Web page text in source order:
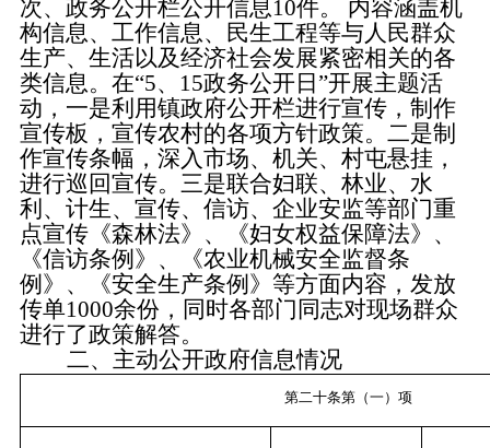
次、政务公开栏公开信息10件。 内容涵盖机
构信息、工作信息、民生工程等与人民群众
生产、生活以及经济社会发展紧密相关的各
类信息。 在“5、15政务公开日 ”开展主题活
动， 一是利用镇政府公开栏进行宣传，制作
宣传板，宣传农村的各项方针政策。二是制
作宣传条幅 ， 深入市场、机关、村屯悬挂，
进行巡回宣传。三是联合妇联、 林业、水
利、计生、 宣传、信访、企业安监等部门重
点宣传《森林法》、《妇女权益保障法》、
《信访条例》、《农业机械安全监督条
例》、《安全生产条例》等方面内容， 发放
传单1000余份，同时各部门 同志对现场群众
进行了政策解答。
二、主动公开政府信息情况
第二十条第（一）项